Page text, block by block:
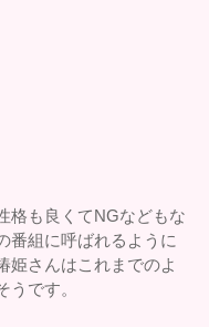
格も良くてNGなどもな
番組に呼ばれるように
姫さんはこれまでのよ
うです。